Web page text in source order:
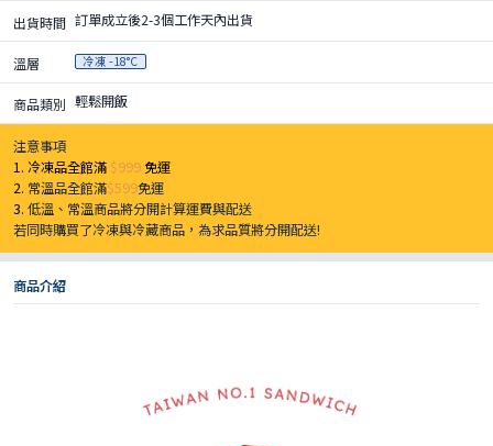
出貨時間 訂單成立後2-3個工作天內出貨
溫層 冷凍 -18°C
商品類別 輕鬆開飯
注意事項
1. 冷凍品全館滿 $999免運
2. 常溫品全館滿$599免運
3.低溫、常溫商品將分開計算運費與配送
若同時購買了冷凍與冷藏商品，為求品質將分開配送!
商品介紹